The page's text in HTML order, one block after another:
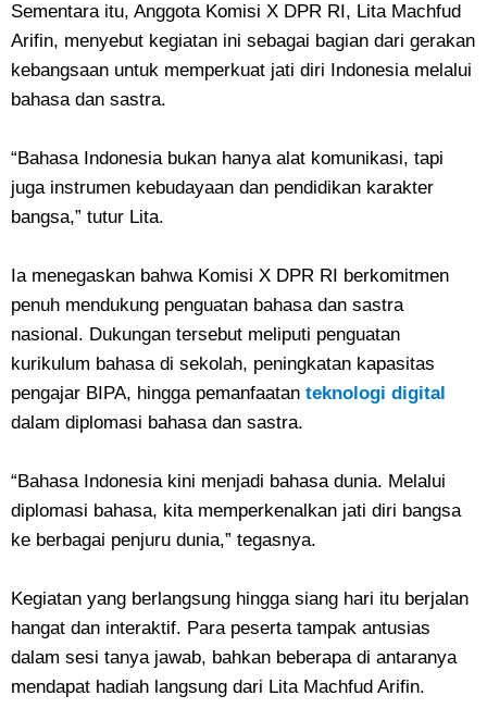
Sementara itu, Anggota Komisi X DPR RI, Lita Machfud
Arifin, menyebut kegiatan ini sebagai bagian dari gerakan
kebangsaan untuk memperkuat jati diri Indonesia melalui
bahasa dan sastra.
“Bahasa Indonesia bukan hanya alat komunikasi, tapi
juga instrumen kebudayaan dan pendidikan karakter
bangsa,” tutur Lita.
Ia menegaskan bahwa Komisi X DPR RI berkomitmen
penuh mendukung penguatan bahasa dan sastra
nasional. Dukungan tersebut meliputi penguatan
kurikulum bahasa di sekolah, peningkatan kapasitas
pengajar BIPA, hingga pemanfaatan teknologi digital
dalam diplomasi bahasa dan sastra.
“Bahasa Indonesia kini menjadi bahasa dunia. Melalui
diplomasi bahasa, kita memperkenalkan jati diri bangsa
ke berbagai penjuru dunia,” tegasnya.
Kegiatan yang berlangsung hingga siang hari itu berjalan
hangat dan interaktif. Para peserta tampak antusias
dalam sesi tanya jawab, bahkan beberapa di antaranya
mendapat hadiah langsung dari Lita Machfud Arifin.